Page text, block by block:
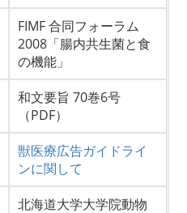
FIMF 合同フォーラム
2008「腸内共生菌と食
の機能」
和文要旨 70巻6号
（PDF）
獣医療広告ガイドライ
ンに関して
北海道大学大学院動物